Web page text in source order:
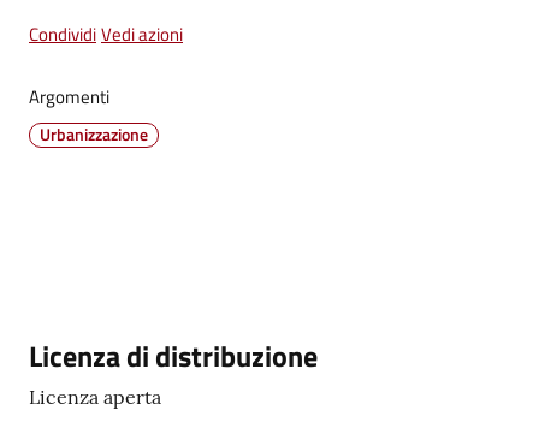
Vivere
Servizi
CondividiVedi azioni
Argomenti
Urbanizzazione
Descrizione
Licenza di distribuzione
Licenza aperta